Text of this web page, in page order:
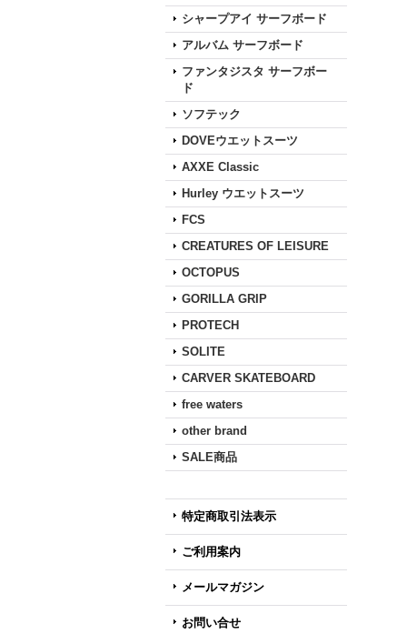
シャープアイ サーフボード
アルバム サーフボード
ファンタジスタ サーフボー
ド
ソフテック
DOVEウエットスーツ
AXXE Classic
Hurley ウエットスーツ
FCS
CREATURES OF LEISURE
OCTOPUS
GORILLA GRIP
PROTECH
SOLITE
CARVER SKATEBOARD
free waters
other brand
SALE商品
特定商取引法表示
ご利用案内
メールマガジン
お問い合せ